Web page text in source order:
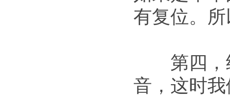
有复位。
第四，经
音，这时